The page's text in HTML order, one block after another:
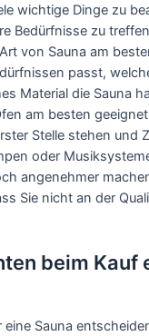
wichtige Dinge zu
Bedürfnisse zu
von Sauna am
passt,
Material die Sauna
am besten
Stelle stehen und
oder
angenehmer
Sie nicht an der
beim Kauf
eine Sauna